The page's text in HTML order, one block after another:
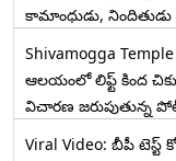
కామాంధుడు, నిందితుడు
Shivamogga
ఆలయంలో లిఫ్ట్ కింద
విచారణ జరుపుతున్న
Viral Video: బీపీ టెస్ట్‌